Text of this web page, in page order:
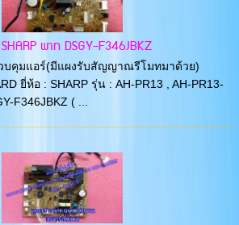
พาท DSGY-F346JBKZ
บคุมแอร์(มีแผงรับสัญญาณรีโมทมาด้วย)
ยี่ห้อ : SHARP รุ่น : AH-PR13 , AH-PR13-
F346JBKZ ( ...